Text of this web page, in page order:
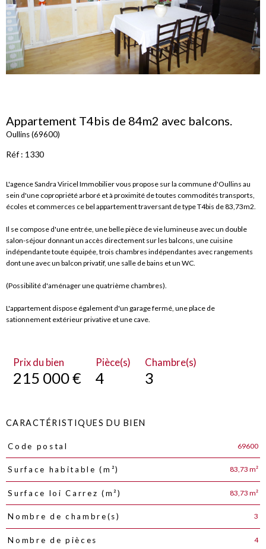
Appartement T4bis de 84m2 avec balcons.
Oullins (69600)
Réf : 1330
L'agence Sandra Viricel Immobilier vous propose sur la commune d'Oullins au
sein d'une copropriété arboré et à proximité de toutes commodités transports,
écoles et commerces ce bel appartement traversant de type T4bis de 83,73m2.
Il se compose d'une entrée, une belle pièce de vie lumineuse avec un double
salon-séjour donnant un accès directement sur les balcons, une cuisine
indépendante toute équipée, trois chambres indépendantes avec rangements
dont une avec un balcon privatif, une salle de bains et un WC.
(Possibilité d'aménager une quatrième chambres).
L'appartement dispose également d'un garage fermé, une place de
sationnement extérieur privative et une cave.
Prix du bien
215 000 €
Pièce(s)
4
Chambre(s)
3
CARACTÉRISTIQUES DU BIEN
Caractéristiques Valeurs
Code postal 69600
Surface habitable (m²) 83,73 m²
Surface loi Carrez (m²) 83,73 m²
Nombre de chambre(s) 3
Nombre de pièces 4